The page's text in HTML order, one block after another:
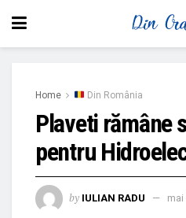
Home Din România
Plaveti rămâne
pentru
by IULIAN RADU mai